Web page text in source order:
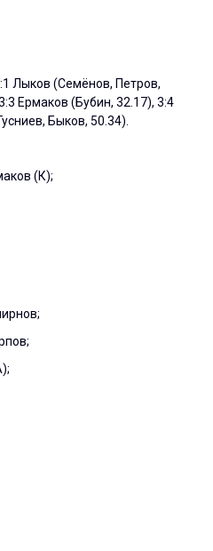
Лыков (Семёнов, Петров,
Ермаков (Бубин, 32.17), 3:4
Быков, 50.34).
(К);